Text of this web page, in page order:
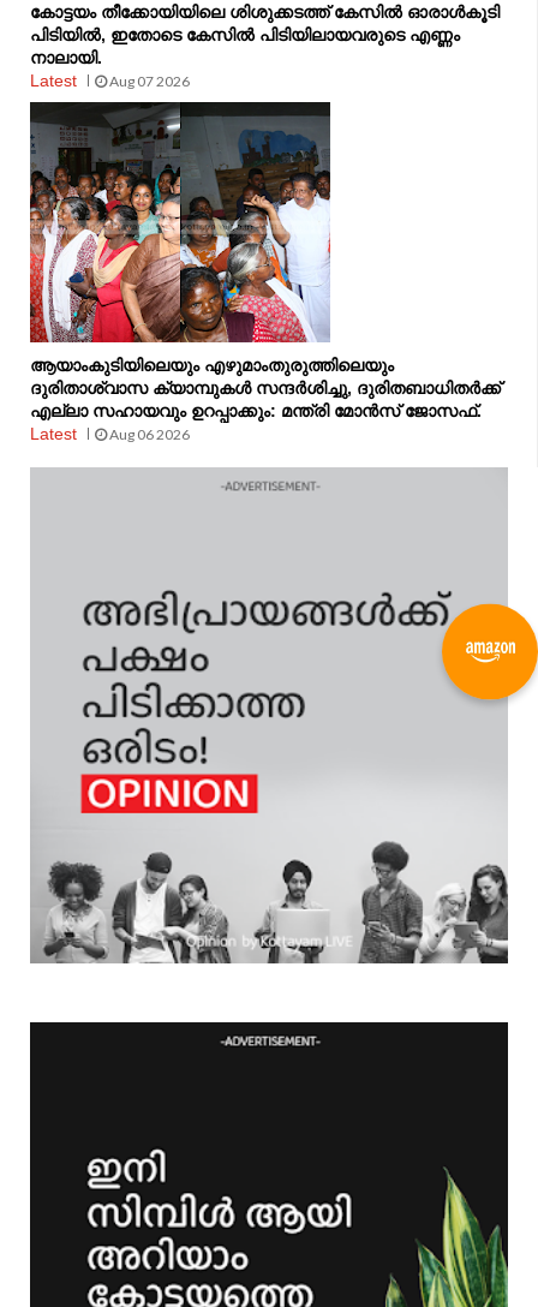
കോട്ടയം തീക്കോയിയിലെ ശിശുക്കടത്ത് കേസിൽ ഓരാൾകൂടി
പിടിയിൽ, ഇതോടെ കേസിൽ പിടിയിലായവരുടെ എണ്ണം
നാലായി.
Latest
Aug 07 2026
ആയാംകുടിയിലെയും എഴുമാംതുരുത്തിലെയും
ദുരിതാശ്വാസ ക്യാമ്പുകൾ സന്ദർശിച്ചു, ദുരിതബാധിതർക്ക്
എല്ലാ സഹായവും ഉറപ്പാക്കും: മന്ത്രി മോൻസ് ജോസഫ്.
Latest
Aug 06 2026